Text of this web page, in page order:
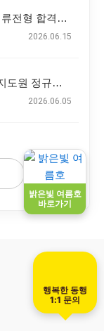
밝은빛 여름호
바로가기
인천광명원 생활지도원 서류전형 합격자 발표
2026.06.15
[재공고] 인천광명원 생활지도원 정규직 공개 채용 공고
2026.06.05
행복한 동행
1:1 문의